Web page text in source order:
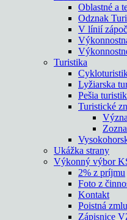
Oblastné a
Odznak
V línií
Turistika
Lyžiarska
Pešia
Turistické
Ukážka strany
Výkonný výbor
2% z príjmu
Foto z
Kontakt
Poistná
Zápisnice